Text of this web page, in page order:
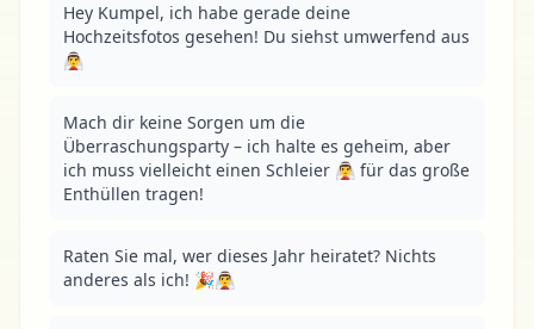
Hey Kumpel, ich habe gerade deine
Hochzeitsfotos gesehen! Du siehst umwerfend aus
👰‍♂️
Mach dir keine Sorgen um die
Überraschungsparty – ich halte es geheim, aber
ich muss vielleicht einen Schleier 👰‍♂️ für das große
Enthüllen tragen!
Raten Sie mal, wer dieses Jahr heiratet? Nichts
anderes als ich! 🎉👰‍♂️